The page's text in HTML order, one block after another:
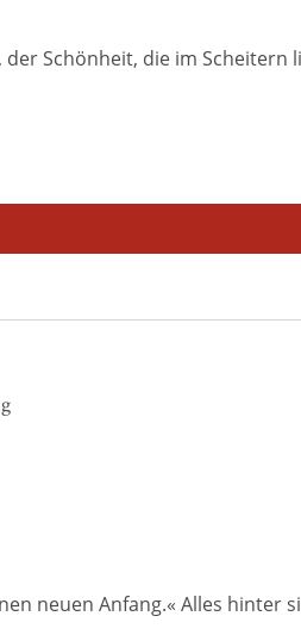
Schönheit, die im Scheitern
neuen Anfang.« Alles hinter